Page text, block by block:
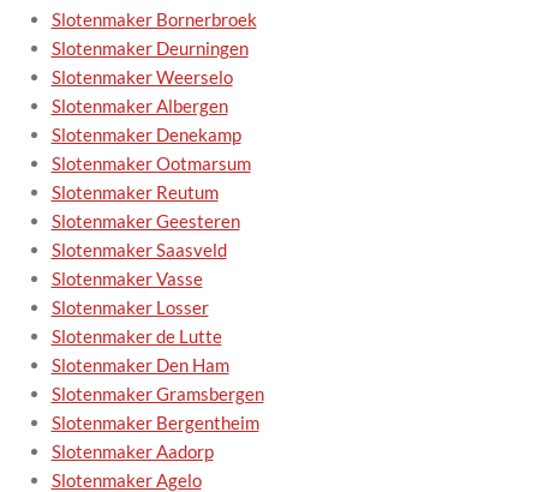
Slotenmaker Bornerbroek
Slotenmaker Deurningen
Slotenmaker Weerselo
Slotenmaker Albergen
Slotenmaker Denekamp
Slotenmaker Ootmarsum
Slotenmaker Reutum
Slotenmaker Geesteren
Slotenmaker Saasveld
Slotenmaker Vasse
Slotenmaker Losser
Slotenmaker de Lutte
Slotenmaker Den Ham
Slotenmaker Gramsbergen
Slotenmaker Bergentheim
Slotenmaker Aadorp
Slotenmaker Agelo